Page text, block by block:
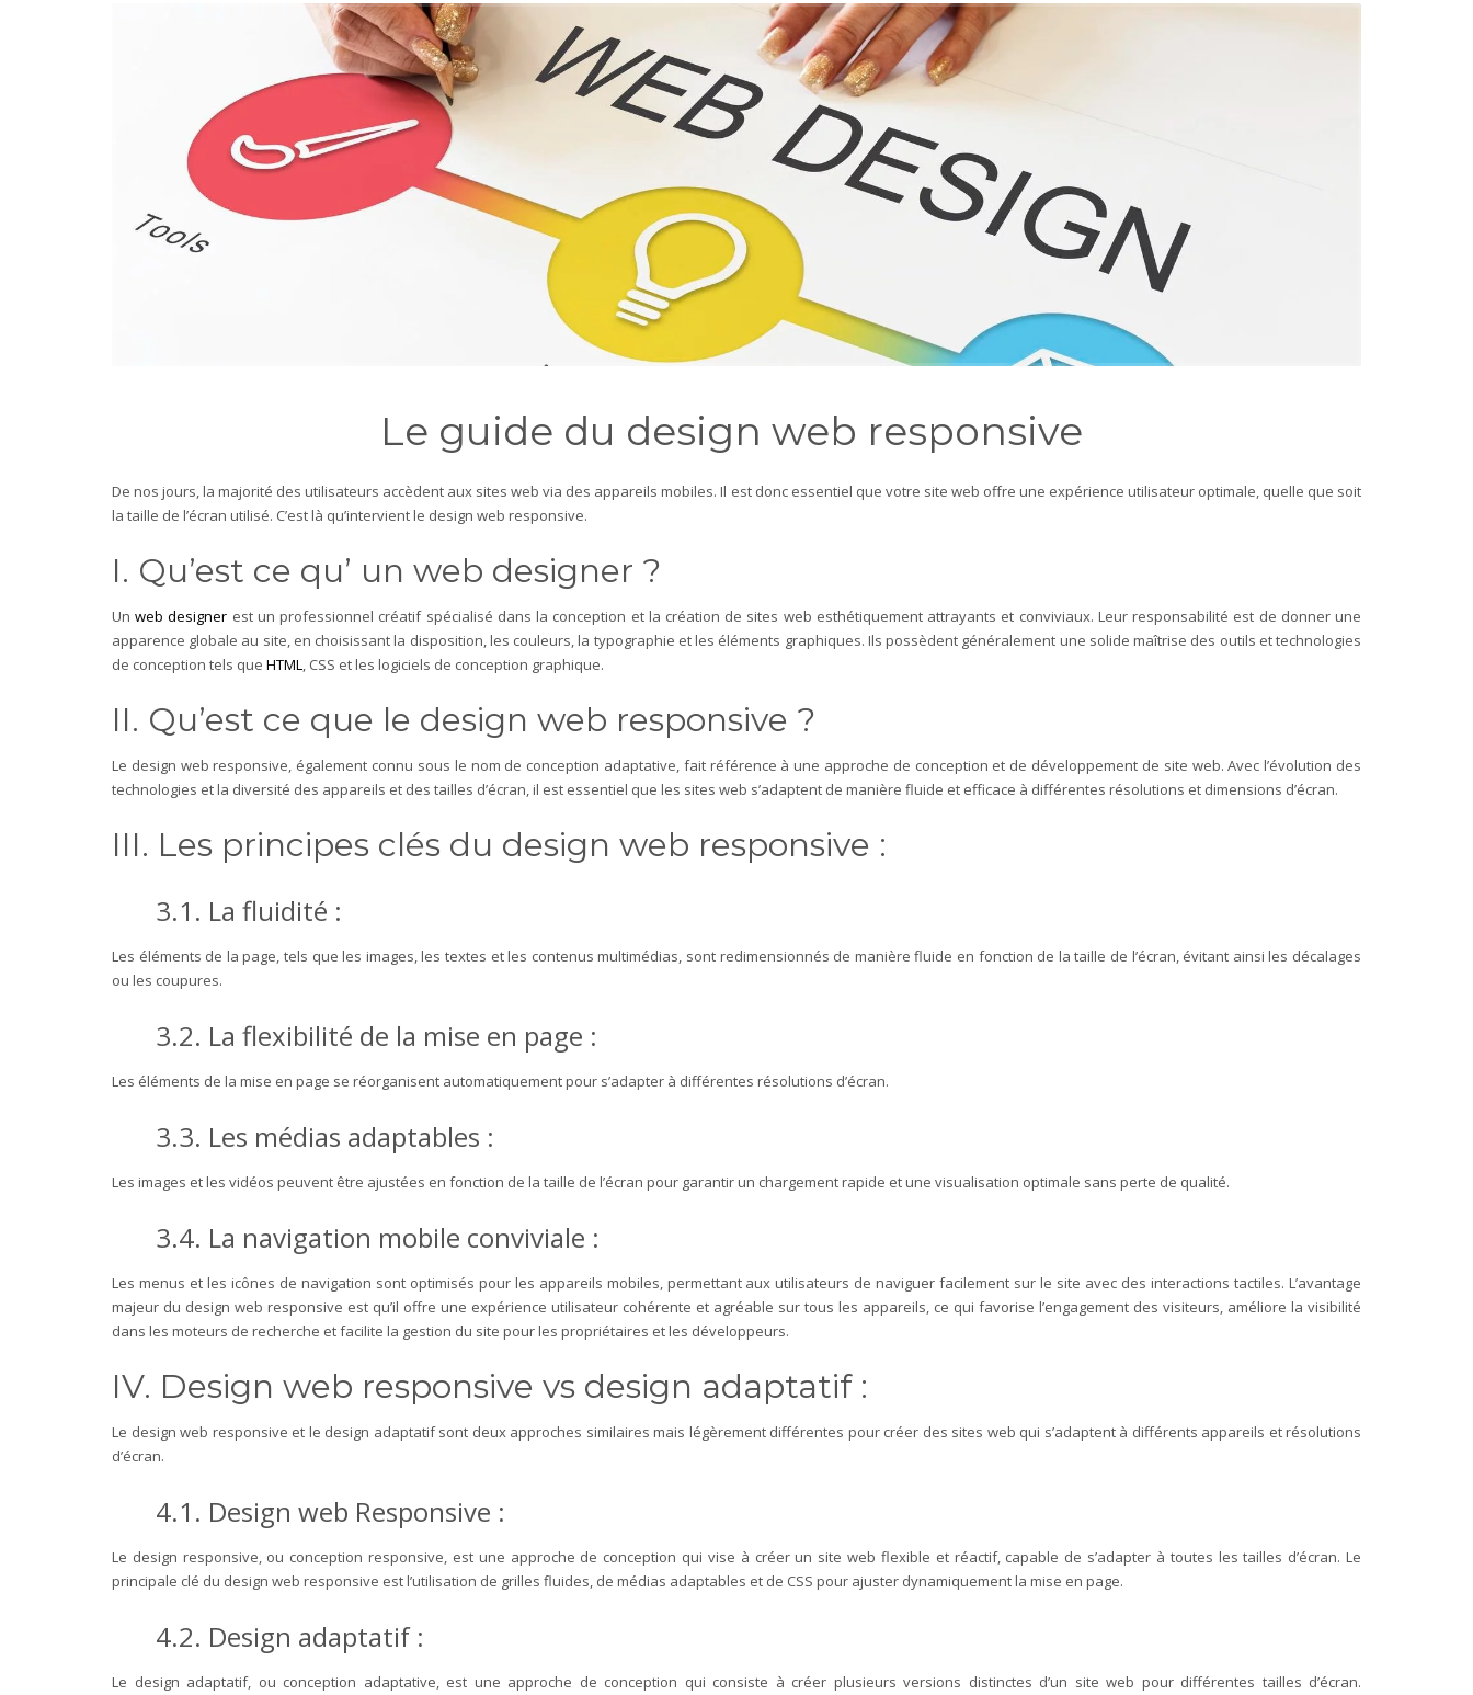
Le guide du design web responsive
De nos jours, la majorité des utilisateurs accèdent aux sites web via des appareils mobiles. Il est donc essentiel que votre site web offre une expérience utilisateur optimale, quelle que soit
la taille de l’écran utilisé. C’est là qu’intervient le design web responsive.
I. Qu’est ce qu’ un web designer ?
Unweb designer est un professionnel créatif spécialisé dans la conception et la création de sites web esthétiquement attrayants et conviviaux. Leur responsabilité est de donner une
apparence globale au site, en choisissant la disposition, les couleurs, la typographie et les éléments graphiques. Ils possèdent généralement une solide maîtrise des outils et technologies
de conception tels que HTML, CSS et les logiciels de conception graphique.
II. Qu’est ce que le design web responsive ?
Le design web responsive, également connu sous le nom de conception adaptative, fait référence à une approche de conception et de développement de site web. Avec l’évolution des
technologies et la diversité des appareils et des tailles d’écran, il est essentiel que les sites web s’adaptent de manière fluide et efficace à différentes résolutions et dimensions d’écran.
III. Les principes clés du design web responsive :
3.1. La fluidité :
Les éléments de la page, tels que les images, les textes et les contenus multimédias, sont redimensionnés de manière fluide en fonction de la taille de l’écran, évitant ainsi les décalages
ou les coupures.
3.2. La flexibilité de la mise en page :
Les éléments de la mise en page se réorganisent automatiquement pour s’adapter à différentes résolutions d’écran.
3.3. Les médias adaptables :
Les images et les vidéos peuvent être ajustées en fonction de la taille de l’écran pour garantir un chargement rapide et une visualisation optimale sans perte de qualité.
3.4. La navigation mobile conviviale :
Les menus et les icônes de navigation sont optimisés pour les appareils mobiles, permettant aux utilisateurs de naviguer facilement sur le site avec des interactions tactiles. L’avantage
majeur du design web responsive est qu’il offre une expérience utilisateur cohérente et agréable sur tous les appareils, ce qui favorise l’engagement des visiteurs, améliore la visibilité
dans les moteurs de recherche et facilite la gestion du site pour les propriétaires et les développeurs.
IV. Design web responsive vs design adaptatif :
Le design web responsive et le design adaptatif sont deux approches similaires mais légèrement différentes pour créer des sites web qui s’adaptent à différents appareils et résolutions
d’écran.
4.1. Design web Responsive :
Le design responsive, ou conception responsive, est une approche de conception qui vise à créer un site web flexible et réactif, capable de s’adapter à toutes les tailles d’écran. Le
principale clé du design web responsive est l’utilisation de grilles fluides, de médias adaptables et de CSS pour ajuster dynamiquement la mise en page.
4.2. Design adaptatif :
Le design adaptatif, ou conception adaptative, est une approche de conception qui consiste à créer plusieurs versions distinctes d’un site web pour différentes tailles d’écran.